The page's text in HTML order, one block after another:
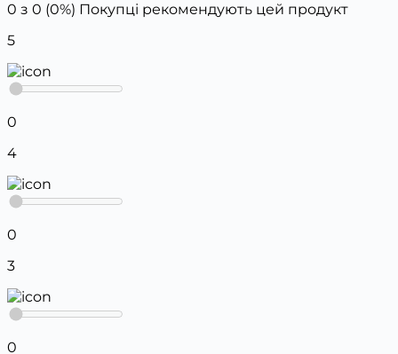
0 з 0 (0%) Покупці рекомендують цей продукт
5
0
4
0
3
0